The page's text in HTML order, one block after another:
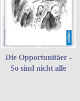
Die Opportunitäer -
So sind nicht alle